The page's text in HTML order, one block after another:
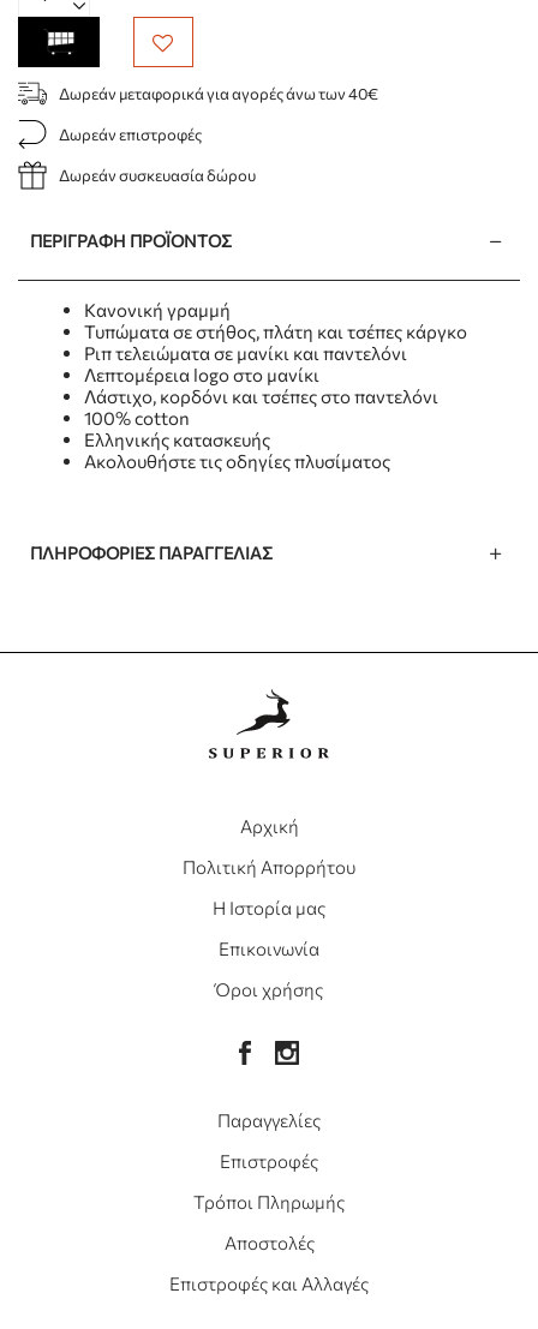
Δωρεάν μεταφορικά για αγορές άνω των 40€
Δωρεάν επιστροφές
Δωρεάν συσκευασία δώρου
ΠΕΡΙΓΡΑΦΉ ΠΡΟΪΌΝΤΟΣ
Κανονική γραμμή
Τυπώματα σε στήθος, πλάτη και τσέπες κάργκο
Ριπ τελειώματα σε μανίκι και παντελόνι
Λεπτομέρεια logo στο μανίκι
Λάστιχο, κορδόνι και τσέπες στο παντελόνι
100% cotton
Ελληνικής κατασκευής
Ακολουθήστε τις οδηγίες πλυσίματος
ΠΛΗΡΟΦΟΡΊΕΣ ΠΑΡΑΓΓΕΛΊΑΣ
Αρχική
Πολιτική Απορρήτου
Η Ιστορία μας
Επικοινωνία
Όροι χρήσης
Παραγγελίες
Επιστροφές
Τρόποι Πληρωμής
Αποστολές
Επιστροφές και Αλλαγές